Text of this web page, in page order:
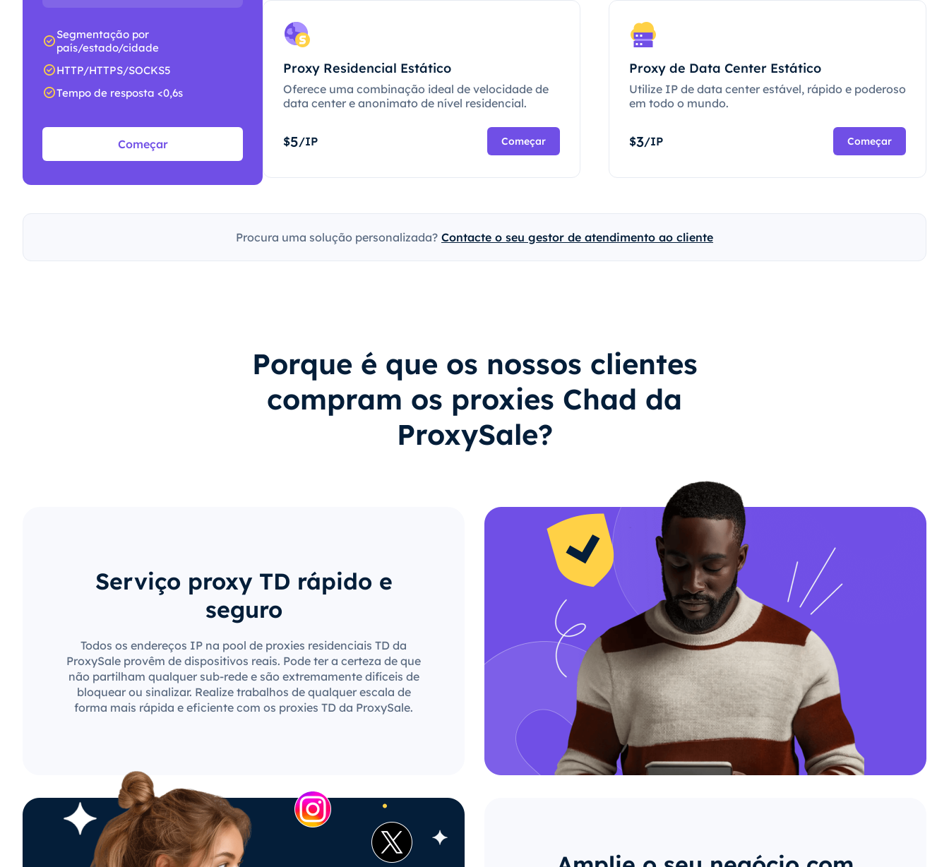
Segmentação por
país/estado/cidade
HTTP/HTTPS/SOCKS5
Tempo de resposta <0,6s
Começar
Proxy Residencial Estático
Oferece uma combinação ideal de velocidade de
data center e anonimato de nível residencial.
$5/IP Começar
Proxy de Data Center Estático
Utilize IP de data center estável, rápido e poderoso
em todo o mundo.
$3/IP Começar
Procura uma solução personalizada? Contacte o seu gestor de atendimento ao cliente
Porque é que os nossos clientes
compram os proxies Chad da
ProxySale?
Serviço proxy TD rápido e
seguro
Todos os endereços IP na pool de proxies residenciais TD da
ProxySale provêm de dispositivos reais. Pode ter a certeza de que
não partilham qualquer sub-rede e são extremamente difíceis de
bloquear ou sinalizar. Realize trabalhos de qualquer escala de
forma mais rápida e eficiente com os proxies TD da ProxySale.